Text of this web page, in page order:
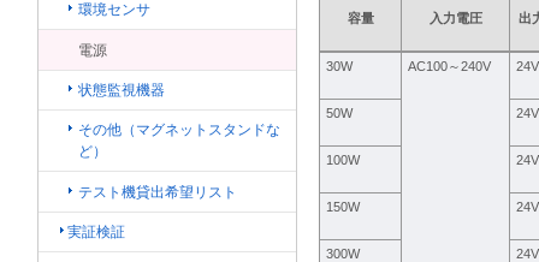
環境センサ
電源
状態監視機器
その他（マグネットスタンドな
ど）
テスト機貸出希望リスト
実証検証
容量 入力電圧 出
30W AC100～240V 24V
50W 24V
100W 24V
150W 24V
300W 24V